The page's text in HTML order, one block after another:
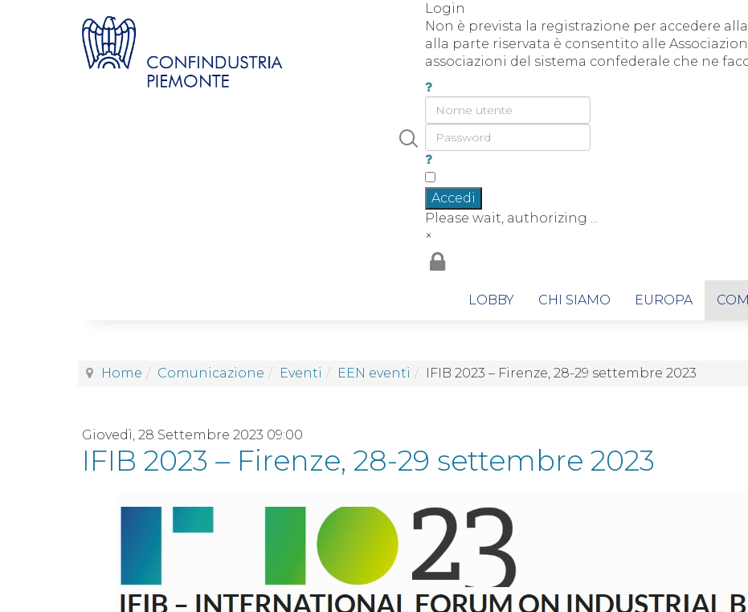
Login
Non è prevista la registrazione per accedere
alla parte riservata è consentito alle
associazioni del sistema confederale che ne
Accedi
Please wait, authorizing ...
×
LOBBY CHI SIAMO EUROPA
Home Comunicazione Eventi EEN eventi IFIB 2023 – Firenze, 28-29 settembre 2023
Giovedì, 28 Settembre 2023 09:00
IFIB 2023 – Firenze, 28-29 settembre 2023